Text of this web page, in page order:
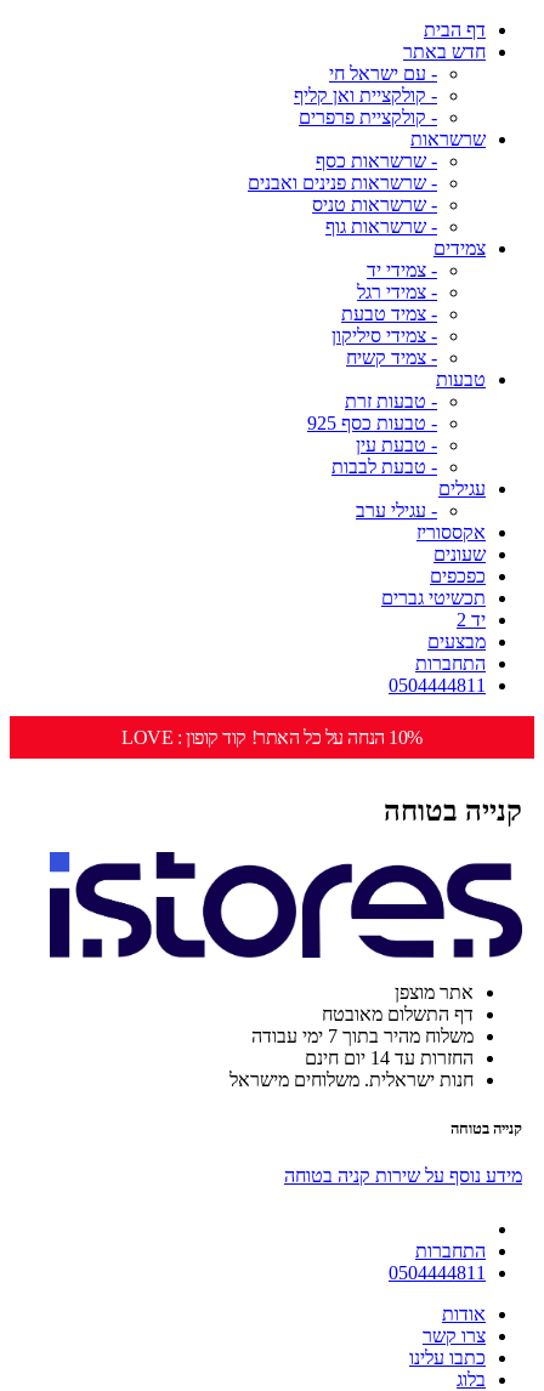
דף הבית
חדש באתר
- עם ישראל חי
- קולקציית ואן קליף
- קולקציית פרפרים
שרשראות
- שרשראות כסף
- שרשראות פנינים ואבנים
- שרשראות טניס
- שרשראות גוף
צמידים
- צמידי יד
- צמידי רגל
- צמיד טבעת
- צמידי סיליקון
- צמיד קשיח
טבעות
- טבעות זרת
- טבעות כסף 925
- טבעת עין
- טבעת לבבות
עגילים
- עגילי ערב
אקססוריז
שעונים
כפכפים
תכשיטי גברים
יד 2
מבצעים
התחברות
0504444811
10% הנחה על כל האתר! קוד קופון : LOVE
קנייה בטוחה
אתר מוצפן
דף התשלום מאובטח
משלוח מהיר בתוך 7 ימי עבודה
החזרות עד 14 יום חינם
חנות ישראלית. משלוחים מישראל
קנייה בטוחה
מידע נוסף על שירות קניה בטוחה
התחברות
0504444811
אודות
צרו קשר
כתבו עלינו
בלוג